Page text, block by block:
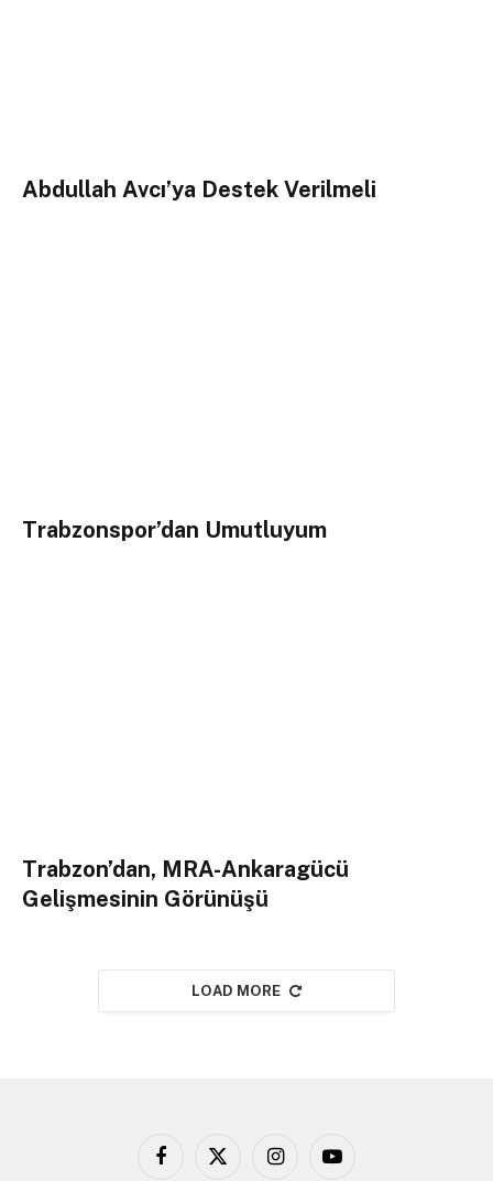
Abdullah Avcı’ya Destek Verilmeli
Trabzonspor’dan Umutluyum
Trabzon’dan, MRA-Ankaragücü
Gelişmesinin Görünüşü
LOAD MORE
Facebook
X
InstagramYouTube